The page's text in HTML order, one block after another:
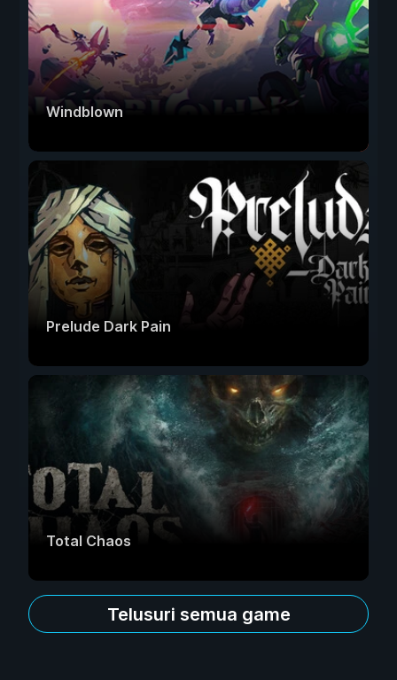
Windblown
Prelude Dark Pain
Total Chaos
Telusuri semua game